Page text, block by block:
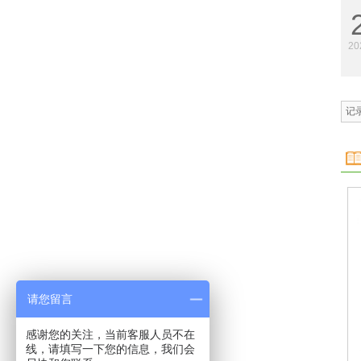
记
请您留言
感谢您的关注，当前客服人员不在
线，请填写一下您的信息，我们会